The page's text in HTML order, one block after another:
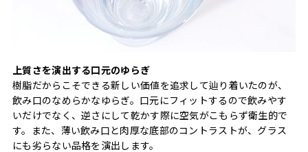
上質さを演出する口元のゆらぎ
樹脂だからこそできる新しい価値を追求して辿り着いたのが、
飲み口のなめらかなゆらぎ。口元にフィットするので飲みやす
いだけでなく、逆さにして乾かす際に空気がこもらず衛生的で
す。また、薄い飲み口と肉厚な底部のコントラストが、グラス
にも劣らない品格を演出します。